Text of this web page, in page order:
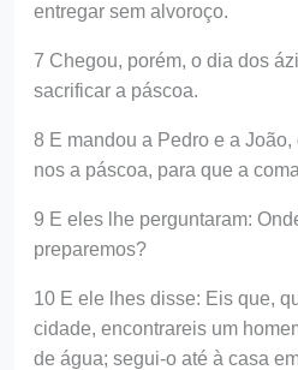
entregar sem alvoroço.
7 Chegou, porém, o dia dos
sacrificar a páscoa.
8 E mandou a Pedro e a
nos a páscoa, para que a
9 E eles lhe perguntaram:
preparemos?
10 E ele lhes disse: Eis que,
cidade, encontrareis um
de água; segui-o até à casa